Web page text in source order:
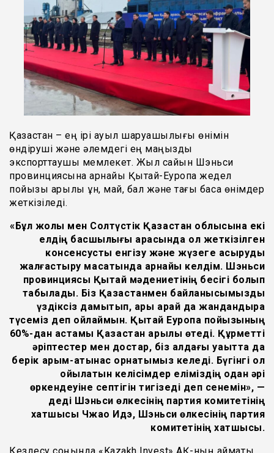
Қазақстан – ең ірі ауыл шаруашылығы өнімін
өндіруші және әлемдегі ең маңызды
экспорттаушы мемлекет. Жыл сайын Шэньси
провинциясына арнайы Қытай-Еуропа жедел
пойызы арқылы ұн, май, бал және тағы басқа өнімдер
жеткізіледі.
« Бұл жолы мен Солтүстік Қазақстан облысына екі
елдің басшылығы арасында қол жеткізілген
консенсусты енгізу және жүзеге асыруды
жалғастыру мақсатында арнайы келдім. Шэньси
провинциясы Қытай мәдениетінің бесігі болып
табылады. Біз Қазақстанмен байланысымызды
үздіксіз дамытып, ары қарай да жандандыра
түсеміз деп ойлаймын. Қытай Еуропа пойызының
60%-дан астамы Қазақстан арқылы өтеді. Құрметті
әріптестер мен достар, біз алдағы уақытта да
берік қарым-қатынас орнатқымыз келеді. Бүгінгі қол
қойылатын келісімдер еліміздің одан әрі
өркендеуіне септігін тигізеді деп сенемін», —
деді Шэньси өлкесінің партия комитетінің
хатшысы Чжао Идэ, Шэньси өлкесінің партия
комитетінің хатшысы.